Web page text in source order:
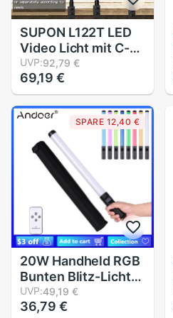
SUPON L122T LED
Video Licht mit C-
Klemme
Schreibtisch Licht
Stehen 360 Grad
Drehbare Ball Kopf
Einstellbare
Aluminium Halfter
UVP:92,79 €
69,19 €
SPARE 12,40 €
20W Handheld RGB
Bunten Blitz-Licht
Zauberstab LED
Fotografie
UVP:49,19 €
36,79 €